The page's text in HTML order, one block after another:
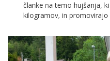
članke na temo hujšanja,
kilogramov, in
se z debelostjo lahko
indeks telesne mase višji
podlegla tej hudi bolezni